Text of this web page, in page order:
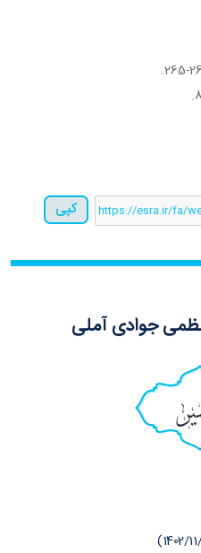
کپی
جوادی آملی